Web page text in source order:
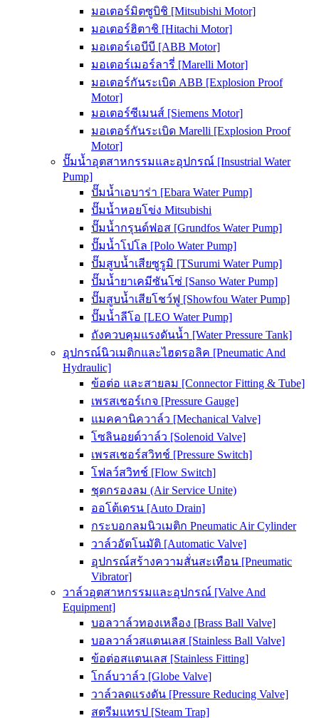
มอเตอร์มิตซูบิชิ [Mitsubishi Motor]
มอเตอร์ฮิตาชิ [Hitachi Motor]
มอเตอร์เอบีบี [ABB Motor]
มอเตอร์เมอร์ลารี่ [Marelli Motor]
มอเตอร์กันระเบิด ABB [Explosion Proof
Motor]
มอเตอร์ซีเมนส์ [Siemens Motor]
มอเตอร์กันระเบิด Marelli [Explosion Proof
Motor]
ปั๊มน้ำอุตสาหกรรมและอุปกรณ์ [Insustrial Water
Pump]
ปั๊มน้ำเอบาร่า [Ebara Water Pump]
ปั๊มน้ำหอยโข่ง Mitsubishi
ปั๊มน้ำกรุนด์ฟอส [Grundfos Water Pump]
ปั๊มน้ำโปโล [Polo Water Pump]
ปั๊มสูบน้ำเสียซูรูมิ [TSurumi Water Pump]
ปั๊มน้ำยาเคมีซันโซ่ [Sanso Water Pump]
ปั๊มสูบน้ำเสียโชว์ฟู [Showfou Water Pump]
ปั๊มน้ำลีโอ [LEO Water Pump]
ถังควบคุมแรงดันน้ำ [Water Pressure Tank]
อุปกรณ์นิวเมติกและไฮดรอลิค [Pneumatic And
Hydraulic]
ข้อต่อ และสายลม [Connector Fitting & Tube]
เพรสเชอร์เกจ [Pressure Gauge]
แมคคานิควาล์ว [Mechanical Valve]
โซลินอยด์วาล์ว [Solenoid Valve]
เพรสเชอร์สวิทช์ [Pressure Switch]
โฟลว์สวิทช์ [Flow Switch]
ชุดกรองลม (Air Service Unite)
ออโต้เดรน [Auto Drain]
กระบอกลมนิวเมติก Pneumatic Air Cylinder
วาล์วอัตโนมัติ [Automatic Valve]
อุปกรณ์สร้างความสั่นสะเทือน [Pneumatic
Vibrator]
วาล์วอุตสาหกรรมและอุปกรณ์ [Valve And
Equipment]
บอลวาล์วทองเหลือง [Brass Ball Valve]
บอลวาล์วสแตนเลส [Stainless Ball Valve]
ข้อต่อสแตนเลส [Stainless Fitting]
โกล์บวาล์ว [Globe Valve]
วาล์วลดแรงดัน [Pressure Reducing Valve]
สตรีมแทรป [Steam Trap]